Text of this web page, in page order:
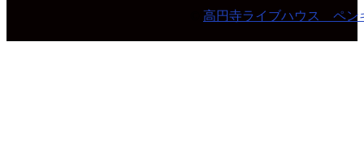
高円寺ライブハウス ペン